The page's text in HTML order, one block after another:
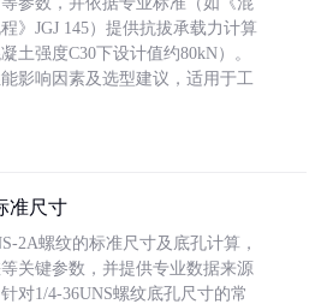
》JGJ 145）提供抗拔承载力计算
土强度C30下设计值约80kN）。
影响因素及选型建议，适用于工
准尺寸
2A螺纹的标准尺寸及底孔计算，
关键参数，并提供专业数据来源
对1/4-36UNS螺纹底孔尺寸的常